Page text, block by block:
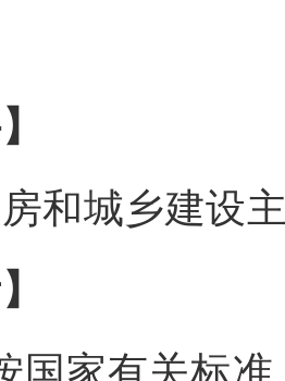
】
和城乡建设
】
国家有关标